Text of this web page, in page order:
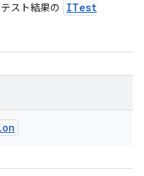
スト結果の
ITest